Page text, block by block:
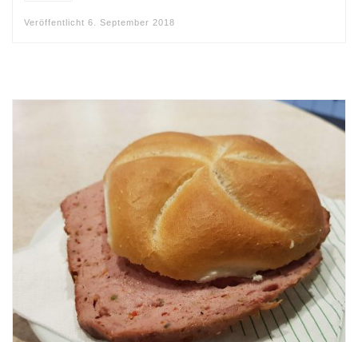
Veröffentlicht 6. September 2018